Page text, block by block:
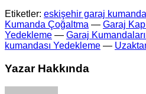
Etiketler: eskişehir garaj
Kumanda Çoğaltma — Garaj
Yedekleme — Garaj
kumandası Yedekleme —
Yazar Hakkında